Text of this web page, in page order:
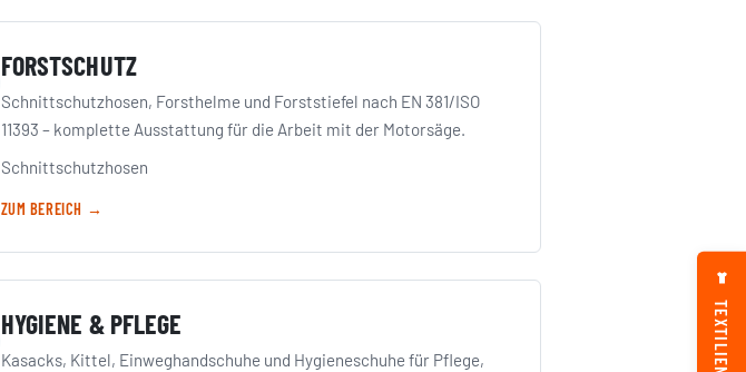
FORSTSCHUTZ
Schnittschutzhosen, Forsthelme und Forststiefel nach EN 381/ISO
11393 – komplette Ausstattung für die Arbeit mit der Motorsäge.
Schnittschutzhosen
ZUM BEREICH →
HYGIENE & PFLEGE
Kasacks, Kittel, Einweghandschuhe und Hygieneschuhe für Pflege,